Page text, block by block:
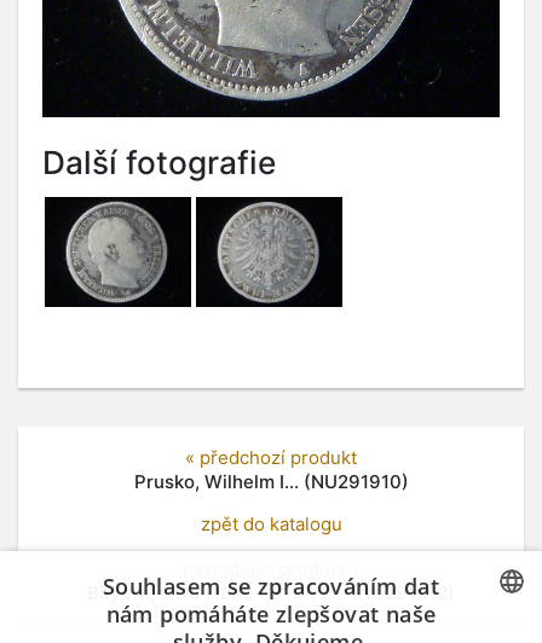
Další fotografie
« předchozí produkt
Prusko, Wilhelm I... (NU291910)
zpět do katalogu
Bayern, Otto (1886-1913), 2... (NU291912)
Souhlasem se zpracováním dat
nám pomáháte zlepšovat naše